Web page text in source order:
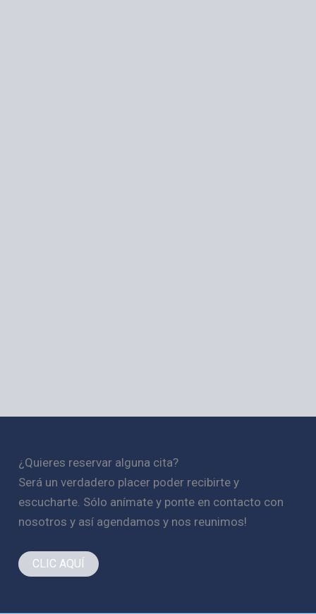
¿Quieres reservar alguna cita?
Será un verdadero placer poder recibirte y
escucharte. Sólo anímate y ponte en contacto con
nosotros y así agendamos y nos reunimos!
CLIC AQUÍ